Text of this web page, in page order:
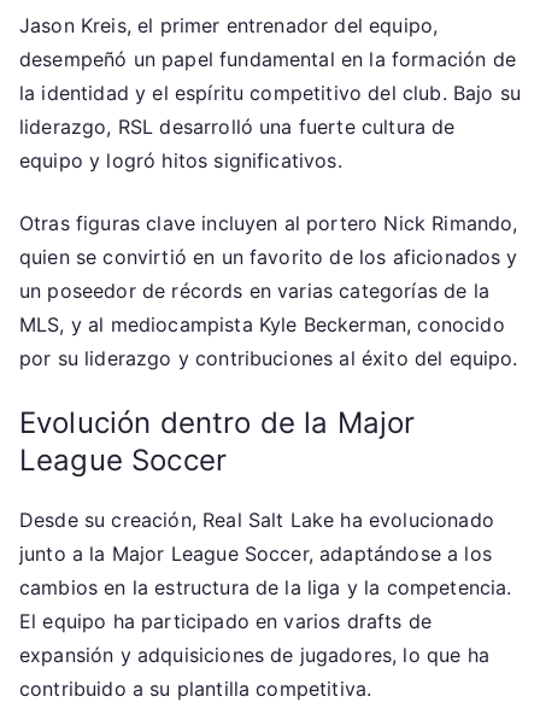
Jason Kreis, el primer entrenador del equipo,
desempeñó un papel fundamental en la formación de
la identidad y el espíritu competitivo del club. Bajo su
liderazgo, RSL desarrolló una fuerte cultura de
equipo y logró hitos significativos.
Otras figuras clave incluyen al portero Nick Rimando,
quien se convirtió en un favorito de los aficionados y
un poseedor de récords en varias categorías de la
MLS, y al mediocampista Kyle Beckerman, conocido
por su liderazgo y contribuciones al éxito del equipo.
Evolución dentro de la Major
League Soccer
Desde su creación, Real Salt Lake ha evolucionado
junto a la Major League Soccer, adaptándose a los
cambios en la estructura de la liga y la competencia.
El equipo ha participado en varios drafts de
expansión y adquisiciones de jugadores, lo que ha
contribuido a su plantilla competitiva.